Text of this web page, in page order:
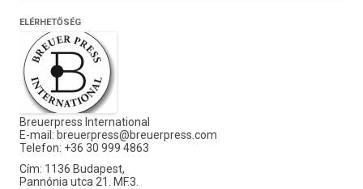
ELÉRHETŐSÉG
Breuerpress International
E-mail: breuerpress@breuerpress.com
Telefon: +36 30 999 4863
Cím: 1136 Budapest,
Pannónia utca 21. MF.3.